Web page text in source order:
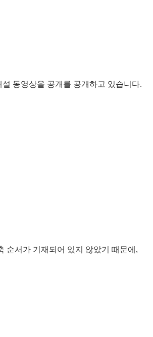
설 동영상을 공개를 공개하고 있습니다.
순서가 기재되어 있지 않았기 때문에,